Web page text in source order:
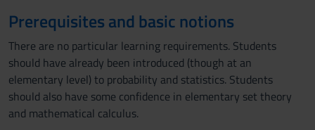
Prerequisites and basic notions
There are no particular learning requirements. Students
should have already been introduced (though at an
elementary level) to probability and statistics. Students
should also have some confidence in elementary set theory
and mathematical calculus.